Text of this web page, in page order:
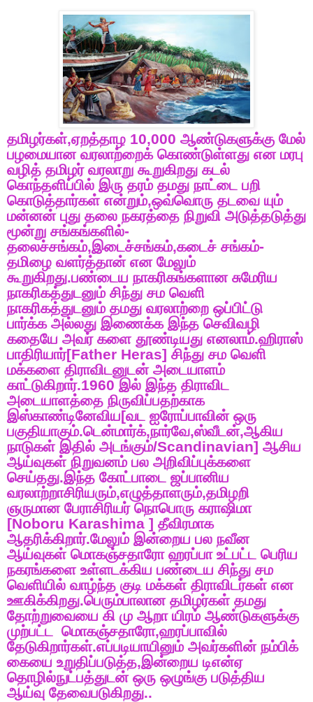
தமிழர்கள்,ஏறத்தாழ 10,000 ஆண்டுகளுக்கு மேல்
பழமையான வரலாற்றைக் கொண்டுள்ளது என மரபு
வழித் தமிழர் வரலாறு கூறுகிறது கடல்
கொந்தளிப்பில் இரு தரம் தமது நாட்டை பறி
கொடுத்தார்கள் என்றும்,ஒவ்வொரு தடவை யும்
மன்னன் புது தலை நகரத்தை நிறுவி அடுத்தடுத்து
மூன்று சங்கங்களில்-
தலைச்சங்கம்,இடைச்சங்கம்,கடைச் சங்கம்-
தமிழை வளர்த்தான் என மேலும்
கூறுகிறது.பண்டைய நாகரிகங்களான சுமேரிய
நாகரிகத்துடனும் சிந்து சம வெளி
நாகரிகத்துடனும் தமது வரலாற்றை ஒப்பிட்டு
பார்க்க அல்லது இணைக்க இந்த செவிவழி
கதையே அவர் களை தூண்டியது எனலாம்.ஹிராஸ்
பாதிரியார்[Father Heras] சிந்து சம வெளி
மக்களை திராவிடனுடன் அடையாளம்
காட்டுகிறார்.1960 இல் இந்த திராவிட
அடையாளத்தை நிருவிப்பதற்காக
இஸ்காண்டினேவிய[வட ஐரோப்பாவின் ஒரு
பகுதியாகும்.டென்மார்க்,நார்வே,ஸ்வீடன்,ஆகிய
நாடுகள் இதில் அடங்கும்/Scandinavian] ஆசிய
ஆய்வுகள் நிறுவனம் பல அறிவிப்புக்களை
செய்தது.இந்த கோட்பாடை ஜப்பானிய
வரலாற்றாசிரியரும்,எழுத்தாளரும்,தமிழறி
ஞருமான பேராசிரியர் நொபொரு கராஷிமா
[Noboru Karashima ] தீவிரமாக
ஆதரிக்கிறார்.மேலும் இன்றைய பல நவீன
ஆய்வுகள் மொகஞ்சதாரோ ஹரப்பா உட்பட்ட பெரிய
நகரங்களை உள்ளடக்கிய பண்டைய சிந்து சம
வெளியில் வாழ்ந்த குடி மக்கள் திராவிடர்கள் என
ஊகிக்கிறது.பெரும்பாலான தமிழர்கள் தமது
தோற்றுவையை கி மு ஆறா யிரம் ஆண்டுகளுக்கு
முற்பட்ட மொகஞ்சதாரோ,ஹரப்பாவில்
தேடுகிறார்கள்.எப்படியாயினும் அவர்களின் நம்பிக்
கையை உறுதிப்படுத்த,இன்றைய டிஎன்ஏ
தொழில்நுட்பத்துடன் ஒரு ஒழுங்கு படுத்திய
ஆய்வு தேவைபடுகிறது..